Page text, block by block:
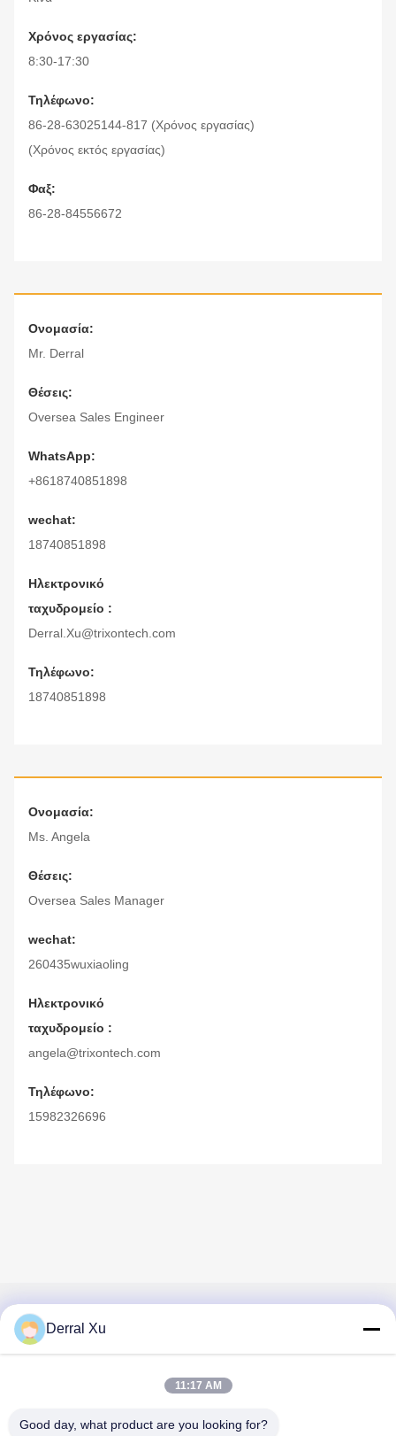
Χρόνος εργασίας:
8:30-17:30
Τηλέφωνο:
86-28-63025144-817 (Χρόνος εργασίας)
(Χρόνος εκτός εργασίας)
Φαξ:
86-28-84556672
Ονομασία:
Mr. Derral
Θέσεις:
Oversea Sales Engineer
WhatsApp:
+8618740851898
wechat:
18740851898
Ηλεκτρονικό
ταχυδρομείο :
Derral.Xu@trixontech.com
Τηλέφωνο:
18740851898
Ονομασία:
Ms. Angela
Θέσεις:
Oversea Sales Manager
wechat:
260435wuxiaoling
Ηλεκτρονικό
ταχυδρομείο :
angela@trixontech.com
Τηλέφωνο:
15982326696
Γρήγορη επικοινωνία
Κτίριο 2#, αριθ. 1000 Λεωφόρος Tiangong, οδός Xinxing,
Κίνα
Derral Xu
11:17 AM
Good day, what product are you looking for?